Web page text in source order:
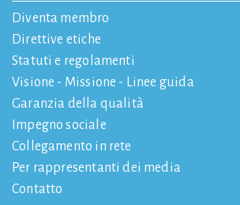
Diventa membro
Direttive etiche
Statuti e regolamenti
Visione - Missione - Linee guida
Garanzia della qualità
Impegno sociale
Collegamento in rete
Per rappresentanti dei media
Contatto